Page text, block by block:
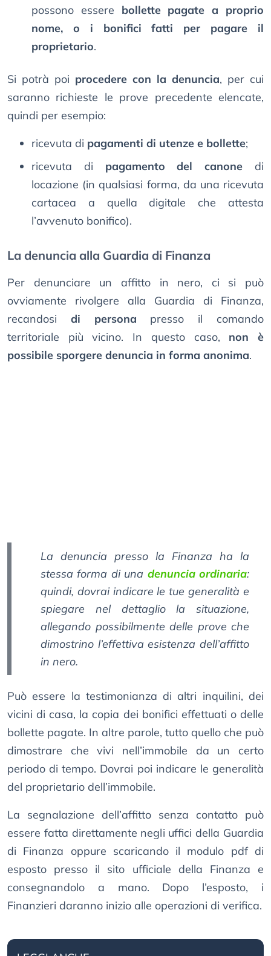
possono essere bollette pagate a proprio
nome, o i bonifici fatti per pagare il
proprietario.
Si potrà poi procedere con la denuncia, per cui
saranno richieste le prove precedente elencate,
quindi per esempio:
ricevuta di pagamenti di utenze e bollette;
ricevuta di pagamento del canone di
locazione (in qualsiasi forma, da una ricevuta
cartacea a quella digitale che attesta
l’avvenuto bonifico).
La denuncia alla Guardia di Finanza
Per denunciare un affitto in nero, ci si può
ovviamente rivolgere alla Guardia di Finanza,
recandosi di persona presso il comando
territoriale più vicino. In questo caso, non è
possibile sporgere denuncia in forma anonima.
La denuncia presso la Finanza ha la
stessa forma di una denuncia ordinaria:
quindi, dovrai indicare le tue generalità e
spiegare nel dettaglio la situazione,
allegando possibilmente delle prove che
dimostrino l’effettiva esistenza dell’affitto
in nero.
Può essere la testimonianza di altri inquilini, dei
vicini di casa, la copia dei bonifici effettuati o delle
bollette pagate. In altre parole, tutto quello che può
dimostrare che vivi nell’immobile da un certo
periodo di tempo. Dovrai poi indicare le generalità
del proprietario dell’immobile.
La segnalazione dell’affitto senza contatto può
essere fatta direttamente negli uffici della Guardia
di Finanza oppure scaricando il modulo pdf di
esposto presso il sito ufficiale della Finanza e
consegnandolo a mano. Dopo l’esposto, i
Finanzieri daranno inizio alle operazioni di verifica.